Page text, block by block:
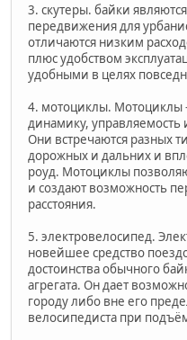
3. скутеры. байки
передвижения для
отличаются низким
плюс удобством
удобными в целях
4. мотоциклы. Мотоциклы
динамику,
Они встречаются разных
дорожных и дальних и
роуд. Мотоциклы
и создают возможность
расстояния.
5. электровелосипед.
новейшее средство
достоинства обычного
агрегата. Он дает
городу либо вне его
велосипедиста при